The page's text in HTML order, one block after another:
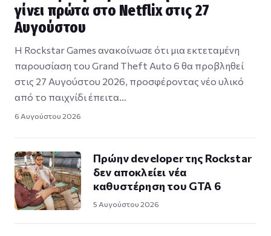
γίνει πρώτα στο Netflix στις 27
Αυγούστου
Η Rockstar Games ανακοίνωσε ότι μια εκτεταμένη
παρουσίαση του Grand Theft Auto 6 θα προβληθεί
στις 27 Αυγούστου 2026, προσφέροντας νέο υλικό
από το παιχνίδι έπειτα…
6 Αυγούστου 2026
Πρώην developer της Rockstar
δεν αποκλείει νέα
καθυστέρηση του GTA 6
5 Αυγούστου 2026